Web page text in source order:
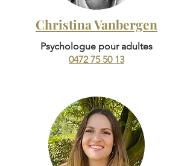
Christina Vanbergen
Psychologue pour adultes
0472 75 50 13